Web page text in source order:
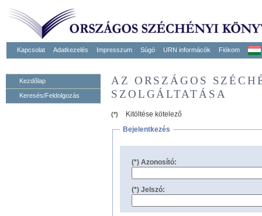
Kapcsolat Adatkezelés Impresszum Súgó URN informácók Fiókom
Kezdőlap
Keresés/Feldolgozás
AZ ORSZÁGOS
SZOLGÁLTATÁSA
(*)
Kitöltése kötelező
Bejelentkezés
(*) Azonosító:
(*) Jelszó: